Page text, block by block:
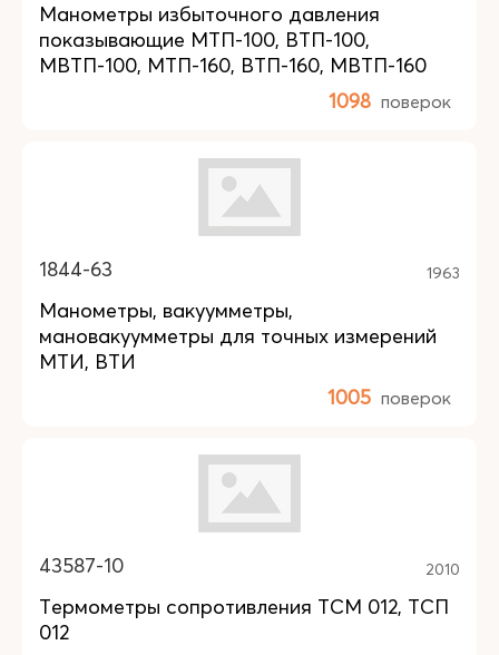
Манометры избыточного давления
показывающие МТП-100, ВТП-100,
МВТП-100, МТП-160, ВТП-160, МВТП-160
1098 поверок
1844-63 1963
Манометры, вакуумметры,
мановакуумметры для точных измерений
МТИ, ВТИ
1005 поверок
43587-10 2010
Термометры сопротивления ТСМ 012, ТСП
012